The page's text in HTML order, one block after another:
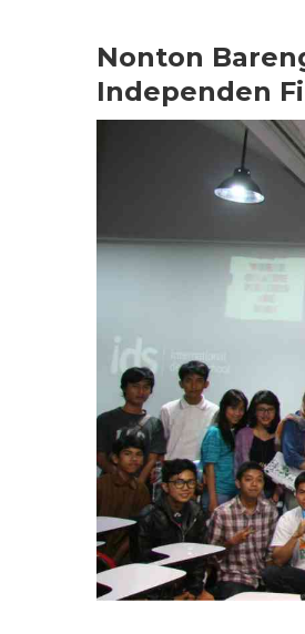
Nonton
Independen